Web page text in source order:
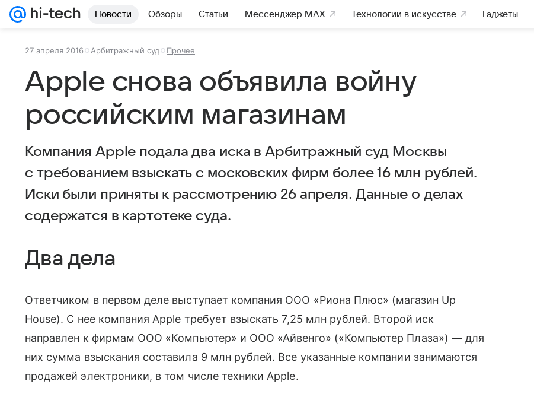
Новости Обзоры Статьи Мессенджер MAX Технологии в искусстве Гаджеты
27 апреля 2016 Арбитражный суд Прочее
Apple снова объявила войну
российским магазинам
Компания Apple подала два иска в Арбитражный суд Москвы
с требованием взыскать с московских фирм более 16 млн рублей.
Иски были приняты к рассмотрению 26 апреля. Данные о делах
содержатся в картотеке суда.
Два дела
Ответчиком в первом деле выступает компания ООО «Риона Плюс» (магазин Up
House). С нее компания Apple требует взыскать 7,25 млн рублей. Второй иск
направлен к фирмам ООО «Компьютер» и ООО «Айвенго» («Компьютер Плаза») — для
них сумма взыскания составила 9 млн рублей. Все указанные компании занимаются
продажей электроники, в том числе техники Applе.